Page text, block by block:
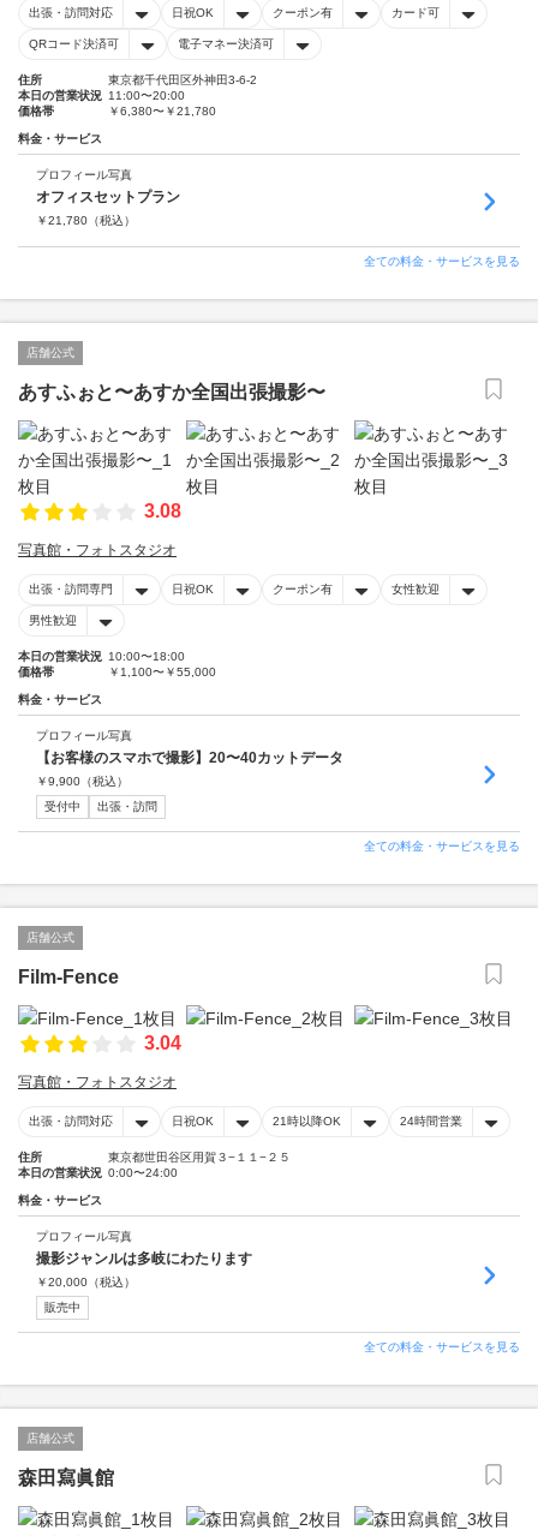
出張・訪問対応 日祝OK クーポン有 カード可
QRコード決済可 電子マネー決済可
住所
東京都千代田区外神田3-6-2
本日の営業状況 11:00〜20:00
価格帯
￥6,380〜￥21,780
料金・サービス
プロフィール写真
オフィスセットプラン
￥21,780 （税込）
全ての料金・サービスを見る
店舗公式
あすふぉと〜あすか全国出張撮影〜
3.08
写真館・フォトスタジオ
出張・訪問専門 日祝OK クーポン有 女性歓迎
男性歓迎
本日の営業状況 10:00〜18:00
価格帯
￥1,100〜￥55,000
料金・サービス
プロフィール写真
【お客様のスマホで撮影】20〜40カットデータ
￥9,900 （税込）
受付中
出張・訪問
全ての料金・サービスを見る
店舗公式
Film-Fence
3.04
写真館・フォトスタジオ
出張・訪問対応 日祝OK 21時以降OK 24時間営業
住所
東京都世田谷区用賀３−１１−２５
本日の営業状況 0:00〜24:00
料金・サービス
プロフィール写真
撮影ジャンルは多岐にわたります
￥20,000 （税込）
販売中
全ての料金・サービスを見る
店舗公式
森田寫眞館